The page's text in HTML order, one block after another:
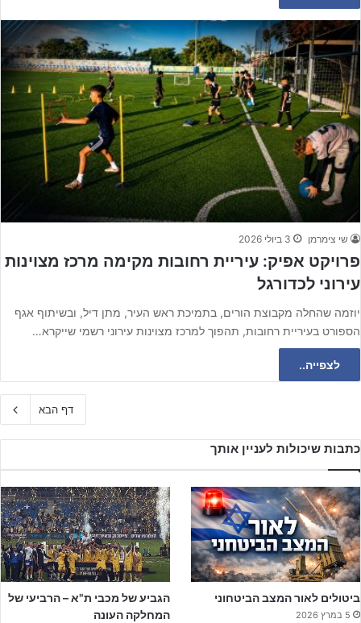
שי צימרמן 3 ביולי 2026
פרויקט אפיק: עיריית רחובות מקימה מרכז מצוינות
עירוני לכדורגל
יוזמה שהחלה מקבוצת הורים, בתמיכת ראש העיר, מתן דיל, ובשיתוף אגף
הספורט בעיריית רחובות, תהפוך למרכז מצוינות עירוני רשמי שייקרא…
לצפייה..
דף הבא
כתבות שיכולות לעניין אותך
ביטולים לאור המצב הביטחוני
5 במרץ 2026
הגביע של מכבי ת"א – הרביעי של
המחלקה העונה